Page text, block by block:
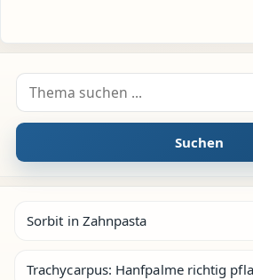
Suche nach:
Suchen
Sorbit in Zahnpasta
Trachycarpus: Hanfpalme richtig